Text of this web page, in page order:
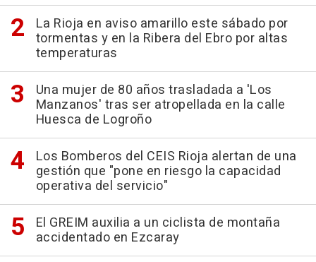
La Rioja en aviso amarillo este sábado por
tormentas y en la Ribera del Ebro por altas
temperaturas
Una mujer de 80 años trasladada a 'Los
Manzanos' tras ser atropellada en la calle
Huesca de Logroño
Los Bomberos del CEIS Rioja alertan de una
gestión que "pone en riesgo la capacidad
operativa del servicio"
El GREIM auxilia a un ciclista de montaña
accidentado en Ezcaray